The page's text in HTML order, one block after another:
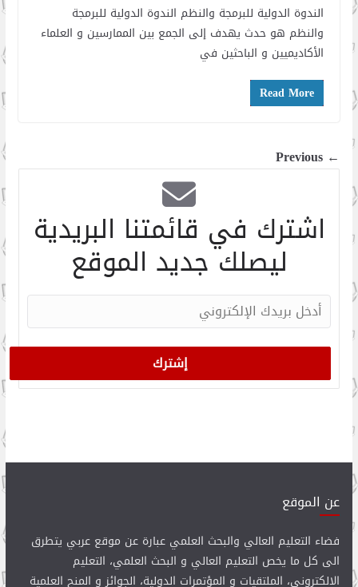
الندوة الدولية للبرمجة والنظم الندوة الدولية للبرمجة
والنظم هو حدث يهدف إلى الجمع بين الممارسين و العلماء
الأكاديميين و الباحثين في
Read More
← Previous
اشترك في قائمتنا البريدية
ليصلك جديد الموقع
عن الموقع
فضاء التعليم العالي والبحث العلمي عبارة عن موقع عربي يتطرق
الى كل ما يخص التعليم العالي و البحث العلمي، التعليم
الالكتروني، الملتقيات و المؤتمرات الدولية، الجوائز و المنح العلمية